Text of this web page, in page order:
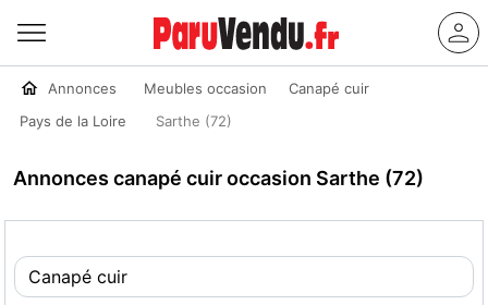
Annonces Meubles occasion
Canapé cuir
Pays de la Loire
Sarthe (72)
Annonces canapé cuir occasion Sarthe (72)